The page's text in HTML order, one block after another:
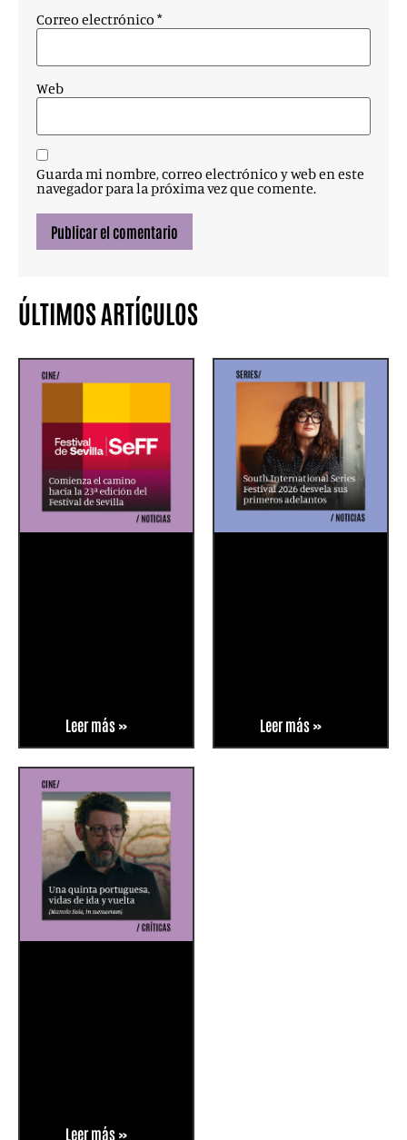
Correo electrónico *
Web
Guarda mi nombre, correo electrónico y web en este
navegador para la próxima vez que comente.
ÚLTIMOS ARTÍCULOS
Leer más » Leer más »
Leer más »